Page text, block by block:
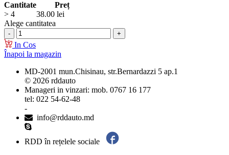
Cantitate
Preț
> 4
38.00 lei
Alege cantitatea
In Cos
Înapoi la magazin
MD-2001 mun.Chisinau, str.Bernardazzi 5 ap.1
© 2026 rddauto
Manageri in vinzari: mob. 0767 16 177
tel: 022 54-62-48
-
info@rddauto.md
RDD în rețelele sociale